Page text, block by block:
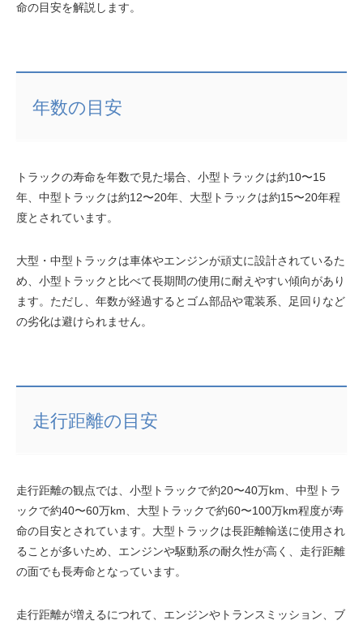
命の目安を解説します。
年数の目安
トラックの寿命を年数で見た場合、小型トラックは約10〜15
年、中型トラックは約12〜20年、大型トラックは約15〜20年程
度とされています。
大型・中型トラックは車体やエンジンが頑丈に設計されているた
め、小型トラックと比べて長期間の使用に耐えやすい傾向があり
ます。ただし、年数が経過するとゴム部品や電装系、足回りなど
の劣化は避けられません。
走行距離の目安
走行距離の観点では、小型トラックで約20〜40万km、中型トラ
ックで約40〜60万km、大型トラックで約60〜100万km程度が寿
命の目安とされています。大型トラックは長距離輸送に使用され
ることが多いため、エンジンや駆動系の耐久性が高く、走行距離
の面でも長寿命となっています。
走行距離が増えるにつれて、エンジンやトランスミッション、ブ